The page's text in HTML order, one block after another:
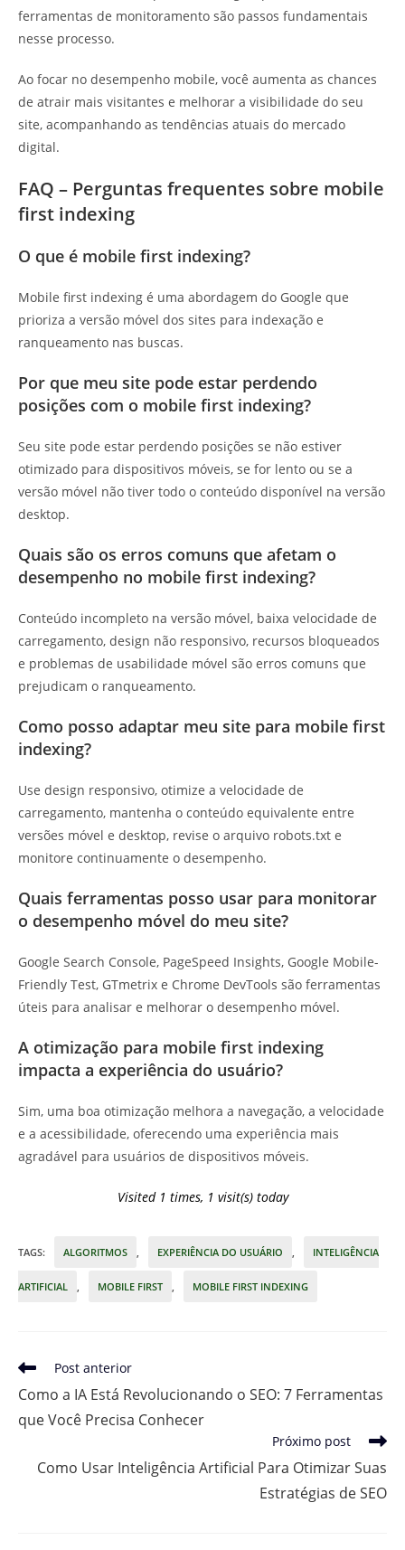
ferramentas de monitoramento são passos fundamentais
nesse processo.
Ao focar no desempenho mobile, você aumenta as chances
de atrair mais visitantes e melhorar a visibilidade do seu
site, acompanhando as tendências atuais do mercado
digital.
FAQ – Perguntas frequentes sobre mobile
first indexing
O que é mobile first indexing?
Mobile first indexing é uma abordagem do Google que
prioriza a versão móvel dos sites para indexação e
ranqueamento nas buscas.
Por que meu site pode estar perdendo
posições com o mobile first indexing?
Seu site pode estar perdendo posições se não estiver
otimizado para dispositivos móveis, se for lento ou se a
versão móvel não tiver todo o conteúdo disponível na versão
desktop.
Quais são os erros comuns que afetam o
desempenho no mobile first indexing?
Conteúdo incompleto na versão móvel, baixa velocidade de
carregamento, design não responsivo, recursos bloqueados
e problemas de usabilidade móvel são erros comuns que
prejudicam o ranqueamento.
Como posso adaptar meu site para mobile first
indexing?
Use design responsivo, otimize a velocidade de
carregamento, mantenha o conteúdo equivalente entre
versões móvel e desktop, revise o arquivo robots.txt e
monitore continuamente o desempenho.
Quais ferramentas posso usar para monitorar
o desempenho móvel do meu site?
Google Search Console, PageSpeed Insights, Google Mobile-
Friendly Test, GTmetrix e Chrome DevTools são ferramentas
úteis para analisar e melhorar o desempenho móvel.
A otimização para mobile first indexing
impacta a experiência do usuário?
Sim, uma boa otimização melhora a navegação, a velocidade
e a acessibilidade, oferecendo uma experiência mais
agradável para usuários de dispositivos móveis.
Visited 1 times, 1 visit(s) today
TAGS: ALGORITMOS EXPERIÊNCIA DO USUÁRIO INTELIGÊNCIA
ARTIFICIAL MOBILE FIRST MOBILE FIRST INDEXING
Leia
artigos
Post anterior
Como a IA Está Revolucionando o SEO: 7 Ferramentas
que Você Precisa Conhecer
Próximo post
Como Usar Inteligência Artificial Para Otimizar Suas
Estratégias de SEO